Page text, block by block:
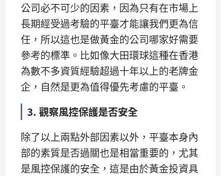
公司必不可少的因素，因為只有在市場上
長期經受過考驗的平臺才能讓我們更為信
任，所以這也是做黃金的公司哪家好需要
參考的標準。比如像大田環球這種在香港
為數不多資質經驗超過十年以上的老牌金
企，自然是更為值得優先考慮的平臺。
3. 觀察風控保護是否安全
除了以上兩點外部因素以外，平臺本身內
部的素質是否過關也是相當重要的，尤其
是風控保護的安全，這是由於黃金投資具